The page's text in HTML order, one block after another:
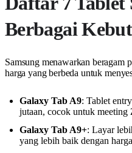
Berbagai
Samsung menawarkan beragam
harga yang berbeda untuk
Galaxy Tab A9: Tablet
jutaan, cocok untuk meeting
Galaxy Tab A9+: Layar
yang lebih baik dengan